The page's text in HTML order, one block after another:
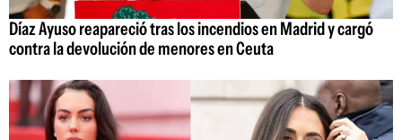
Díaz Ayuso reapareció tras los incendios en Madrid y cargó
contra la devolución de menores en Ceuta